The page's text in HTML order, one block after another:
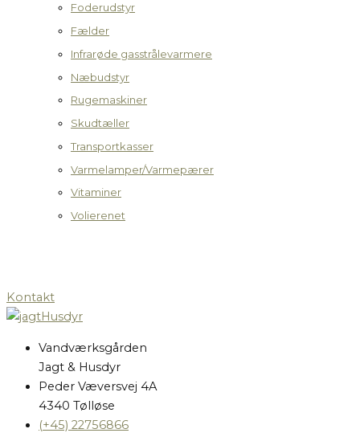
Foderudstyr
Fælder
Infrarøde gasstrålevarmere
Næbudstyr
Rugemaskiner
Skudtæller
Transportkasser
Varmelamper/Varmepærer
Vitaminer
Volierenet
Kontakt
Vandværksgården
Jagt & Husdyr
Peder Væversvej 4A
4340 Tølløse
(+45) 22756866